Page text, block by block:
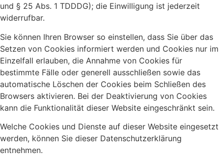
und § 25 Abs. 1 TDDDG); die Einwilligung ist jederzeit
widerrufbar.
Sie können Ihren Browser so einstellen, dass Sie über das
Setzen von Cookies informiert werden und Cookies nur im
Einzelfall erlauben, die Annahme von Cookies für
bestimmte Fälle oder generell ausschließen sowie das
automatische Löschen der Cookies beim Schließen des
Browsers aktivieren. Bei der Deaktivierung von Cookies
kann die Funktionalität dieser Website eingeschränkt sein.
Welche Cookies und Dienste auf dieser Website eingesetzt
werden, können Sie dieser Datenschutzerklärung
entnehmen.